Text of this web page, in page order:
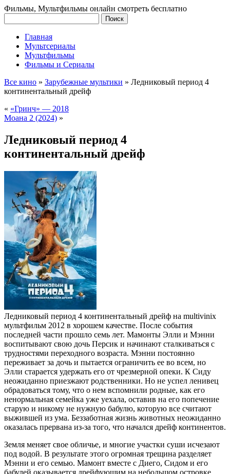
Фильмы, Мультфильмы онлайн смотреть бесплатно
Главная
Мультсериалы
Мультфильмы
Фильмы и Сериалы
Все кино » Зарубежные мультики » Ледниковый период 4
континентальный дрейф
« «Гринч» — 2018
Моана 2 (2024) »
Ледниковый период 4
континентальный дрейф
Ледниковый период 4 континентальный дрейф на multivinix
мультфильм 2012 в хорошем качестве. После события
последней части прошло семь лет. Мамонты Элли и Мэнни
воспитывают свою дочь Персик и начинают сталкиваться с
трудностями переходного возраста. Мэнни постоянно
переживает за дочь и пытается ограничить ее во всем, но
Элли старается удержать его от чрезмерной опеки. К Сиду
неожиданно приезжают родственники. Но не успел ленивец
обрадоваться тому, что о нем вспомнили родные, как его
ненормальная семейка уже уехала, оставив на его попечение
старую и никому не нужную бабулю, которую все считают
выжившей из ума. Беззаботная жизнь животных неожиданно
оказалась прервана из-за того, что начался дрейф континентов.
Земля меняет свое обличье, и многие участки суши исчезают
под водой. В результате этого огромная трещина разделяет
Мэнни и его семью. Мамонт вместе с Диего, Сидом и его
бабулей оказывается дрейфующим на небольшом островке